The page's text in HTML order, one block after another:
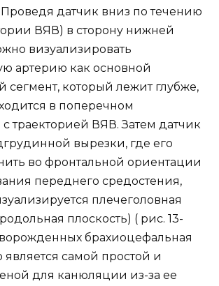
датчик вниз по течению
ВЯВ) в сторону нижней
визуализировать
артерию как основной
сегмент, который лежит глубже,
в поперечном
траекторией ВЯВ. Затем датчик
вырезки, где его
во фронтальной ориентации
переднего средостения,
плечеголовная
плоскость) ( рис. 13-
брахиоцефальная
является самой простой и
для канюляции из-за ее